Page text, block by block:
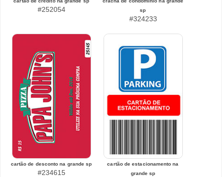
#252054
sp
#324233
cartão de desconto na grande sp
#234615
cartão de estacionamento na
grande sp